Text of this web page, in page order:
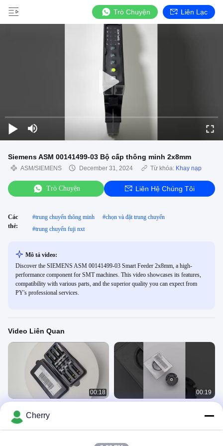
Trò Chuyện Liên Lạc
Siemens ASM 00141499-03 Bộ cấp thông minh 2x8mm
ASM/SIEMENS December 31, 2024 Từ khóa: Khay nạp
Trò Chuyện Liên Hệ Chúng Tôi
Các
thẻ:
#trung chuyển thông minh #chọn và đặt trung chuyển
#trung chuyển fuji nxt
Mô tả video:
Discover the SIEMENS ASM 00141499-03 Smart Feeder 2x8mm, a high-
performance component for SMT machines. This video showcases its features,
compatibility with various parts, and the superior quality you can expect from
PY's professional services.
Video Liên Quan
00:18
phận phụ tùng máy SMT
00:19
NOZZLE ADAPTER SMT Máy phụ
Cherry